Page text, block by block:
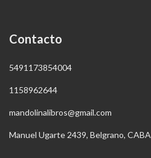
Contacto
5491173854004
1158962644
mandolinalibros@gmail.com
Manuel Ugarte 2439, Belgrano, CABA